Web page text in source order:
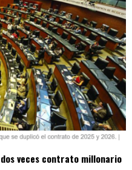
dos veces contrato millonario